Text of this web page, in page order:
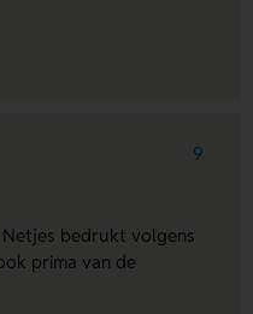
9
bedrukt volgens
prima van de